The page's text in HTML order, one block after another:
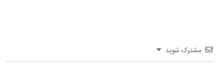
مشترک شوید